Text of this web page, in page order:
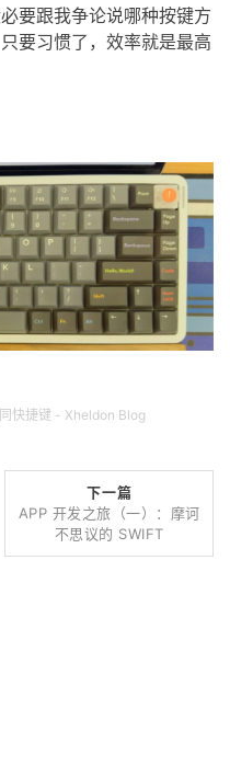
要跟我争论说哪种按键方
要习惯了，效率就是最高
快捷键 - Xheldon Blog
下一篇
APP 开发之旅（一）：摩诃
不思议的 SWIFT